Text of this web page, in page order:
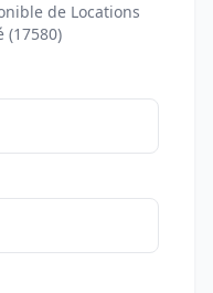
de Locations
(17580)